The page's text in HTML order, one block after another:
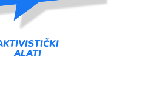
ALATI